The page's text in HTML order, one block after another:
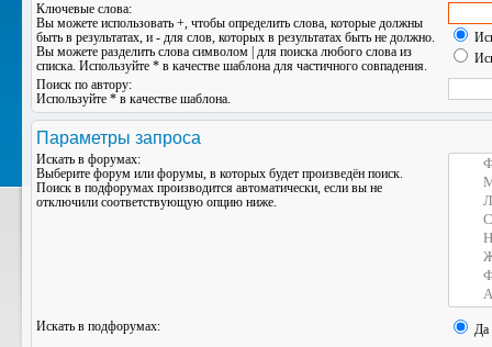
Ключевые слова:
Вы можете использовать +, чтобы определить слова, которые должны
быть в результатах, и - для слов, которых в результатах быть не должно.
Вы можете разделить слова символом для поиска любого слова из
списка. Используйте * в качестве шаблона для частичного совпадения.
Поиск по автору:
Используйте * в качестве шаблона.
Параметры запроса
Искать в форумах:
Выберите форум или форумы, в которых будет произведён поиск.
Поиск в подфорумах производится автоматически, если вы не
отключили соответствующую опцию ниже.
Искать в подфорумах:
Да